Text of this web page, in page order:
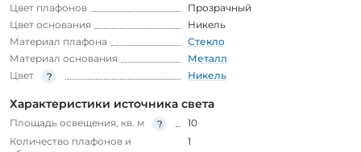
Цвет плафонов
Прозрачный
Цвет основания
Никель
Материал плафона
Стекло
Материал основания
Металл
Цвет
Никель
Характеристики источника света
Площадь освещения, кв. м
10
Количество плафонов и
1